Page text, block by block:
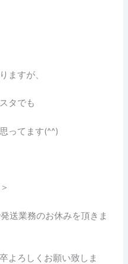
ますが、
タでも
ってます(^^)
送業務のお休みを頂きま
よろしくお願い致しま